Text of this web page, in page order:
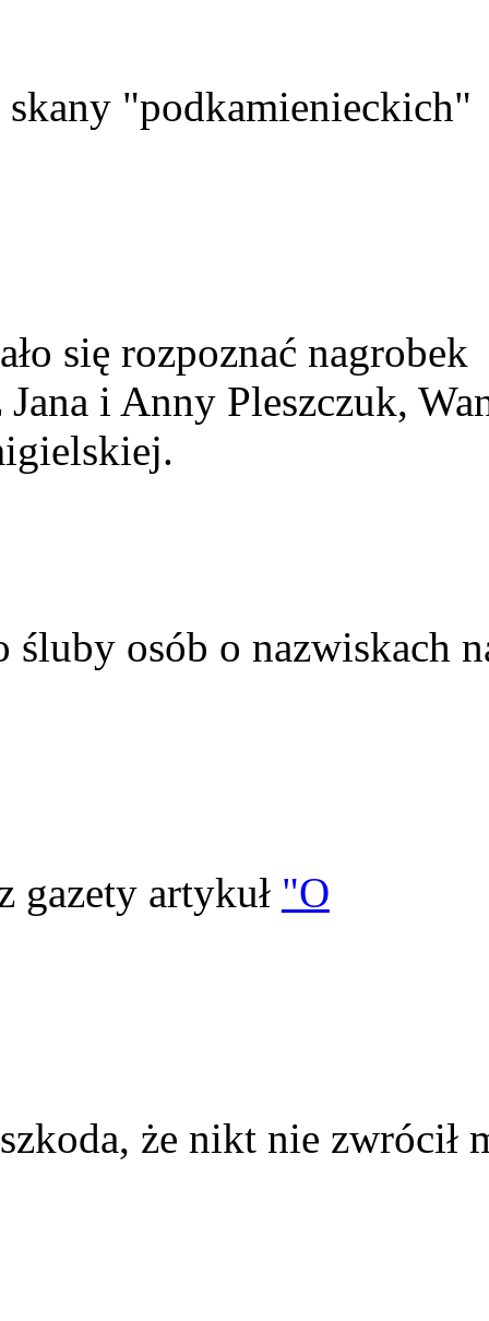
"podkamienieckich"
się rozpoznać nagrobek
i Anny Pleszczuk,
śluby osób o nazwiskach
gazety artykuł "O
że nikt nie zwrócił